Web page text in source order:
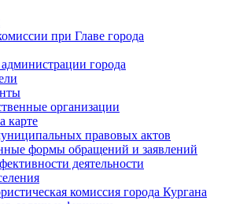
при Главе города
города
организации
карте
правовых актов
формы обращений и заявлений
деятельности
комиссия города Кургана